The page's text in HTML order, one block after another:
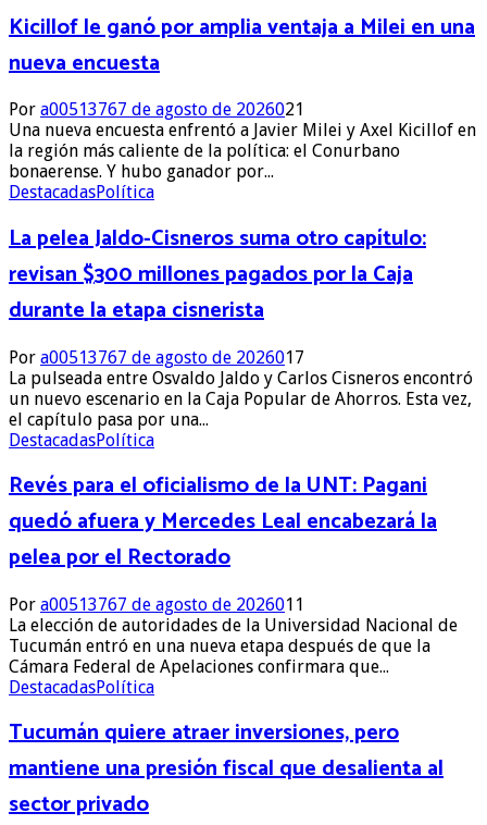
Kicillof le ganó por amplia ventaja a Milei en una
nueva encuesta
Por a00513767 de agosto de 2026021
Una nueva encuesta enfrentó a Javier Milei y Axel Kicillof en
la región más caliente de la política: el Conurbano
bonaerense. Y hubo ganador por...
DestacadasPolítica
La pelea Jaldo-Cisneros suma otro capítulo:
revisan $300 millones pagados por la Caja
durante la etapa cisnerista
Por a00513767 de agosto de 2026017
La pulseada entre Osvaldo Jaldo y Carlos Cisneros encontró
un nuevo escenario en la Caja Popular de Ahorros. Esta vez,
el capítulo pasa por una...
DestacadasPolítica
Revés para el oficialismo de la UNT: Pagani
quedó afuera y Mercedes Leal encabezará la
pelea por el Rectorado
Por a00513767 de agosto de 2026011
La elección de autoridades de la Universidad Nacional de
Tucumán entró en una nueva etapa después de que la
Cámara Federal de Apelaciones confirmara que...
DestacadasPolítica
Tucumán quiere atraer inversiones, pero
mantiene una presión fiscal que desalienta al
sector privado